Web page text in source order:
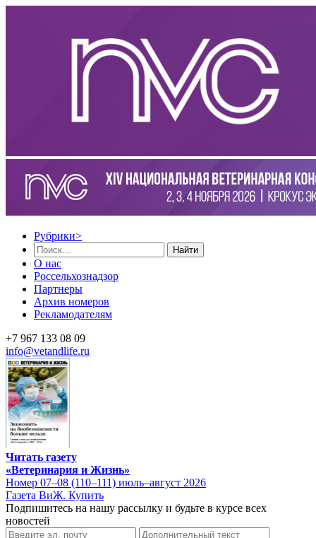
Рубрики>
Найти
О нас
Россельхознадзор
Партнеры
Архив номеров
Рекламодателям
+7 967 133 08 09
info@vetandlife.ru
Читать газету
«Ветеринария и Жизнь»
Номер 07–08 (110–111) июль–август 2026
Газета ВиЖ. Купить
Подпишитесь на нашу рассылку и будьте в курсе всех
новостей